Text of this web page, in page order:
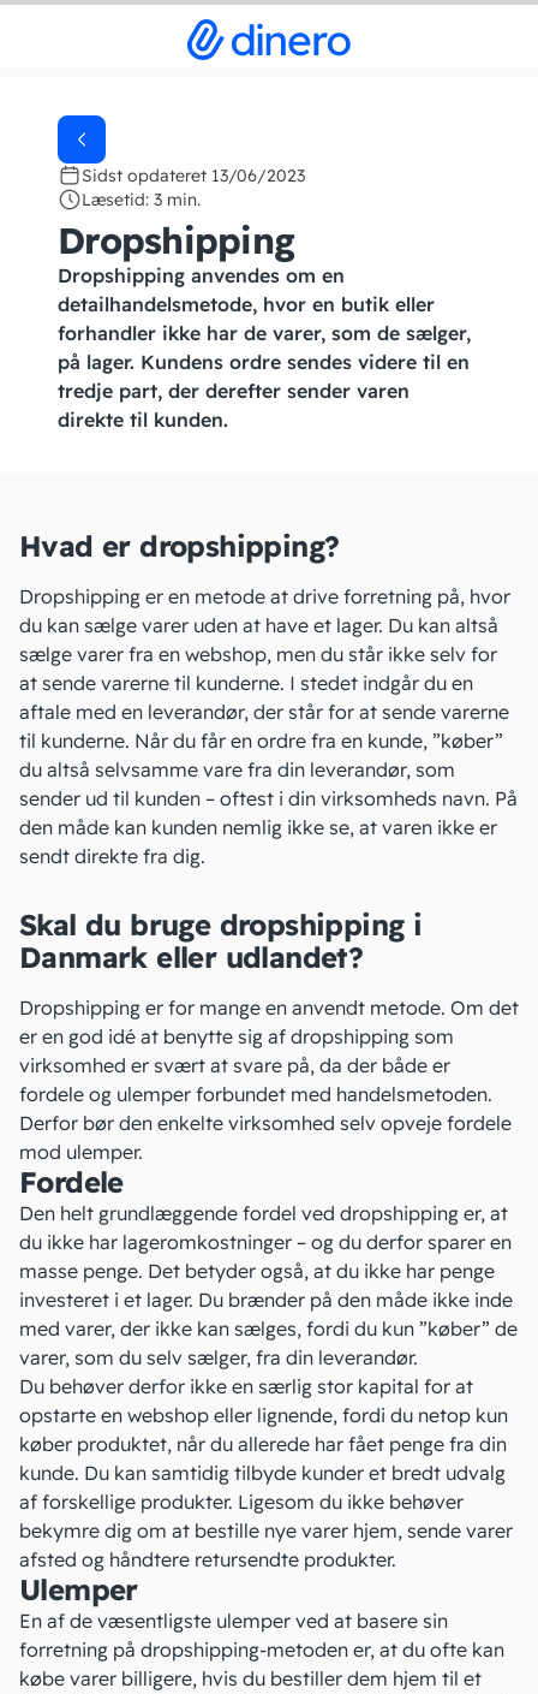
Sidst opdateret 13/06/2023
Læsetid: 3 min.
Dropshipping
Dropshipping anvendes om en
detailhandelsmetode, hvor en butik eller
forhandler ikke har de varer, som de sælger,
på lager. Kundens ordre sendes videre til en
tredje part, der derefter sender varen
direkte til kunden.
Hvad er dropshipping?
Dropshipping er en metode at drive forretning på, hvor
du kan sælge varer uden at have et lager. Du kan altså
sælge varer fra en webshop, men du står ikke selv for
at sende varerne til kunderne. I stedet indgår du en
aftale med en leverandør, der står for at sende varerne
til kunderne. Når du får en ordre fra en kunde, ”køber”
du altså selvsamme vare fra din leverandør, som
sender ud til kunden – oftest i din virksomheds navn. På
den måde kan kunden nemlig ikke se, at varen ikke er
sendt direkte fra dig.
Skal du bruge dropshipping i
Danmark eller udlandet?
Dropshipping er for mange en anvendt metode. Om det
er en god idé at benytte sig af dropshipping som
virksomhed er svært at svare på, da der både er
fordele og ulemper forbundet med handelsmetoden.
Derfor bør den enkelte virksomhed selv opveje fordele
mod ulemper.
Fordele
Den helt grundlæggende fordel ved dropshipping er, at
du ikke har lageromkostninger – og du derfor sparer en
masse penge. Det betyder også, at du ikke har penge
investeret i et lager. Du brænder på den måde ikke inde
med varer, der ikke kan sælges, fordi du kun ”køber” de
varer, som du selv sælger, fra din leverandør.
Du behøver derfor ikke en særlig stor kapital for at
opstarte en webshop eller lignende, fordi du netop kun
køber produktet, når du allerede har fået penge fra din
kunde. Du kan samtidig tilbyde kunder et bredt udvalg
af forskellige produkter. Ligesom du ikke behøver
bekymre dig om at bestille nye varer hjem, sende varer
afsted og håndtere retursendte produkter.
Ulemper
En af de væsentligste ulemper ved at basere sin
forretning på dropshipping-metoden er, at du ofte kan
købe varer billigere, hvis du bestiller dem hjem til et